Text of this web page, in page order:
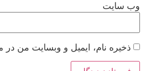
وب‌ سایت
ذخیره نام، ایمیل و وبسایت من